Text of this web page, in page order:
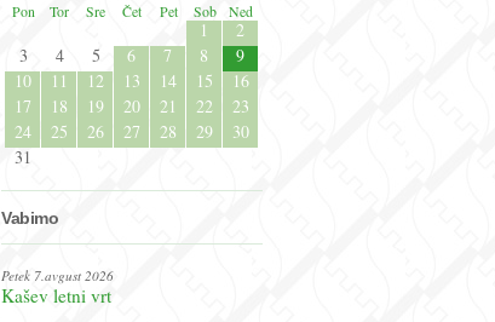
Pon
Tor Sre Čet Pet Sob Ned
1
2
3
4 5 6 7 8
9
10
11 12 13 14 15
16
17
18 19 20 21 22
23
24
25 26 27 28 29
30
31
Vabimo
Petek 7.avgust 2026
Kašev letni vrt